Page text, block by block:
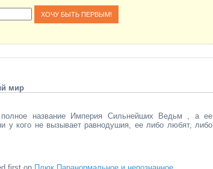
мир
название Империя Сильнейших Ведьм , а ее
у кого не вызывает равнодушия, ее либо любят, либо